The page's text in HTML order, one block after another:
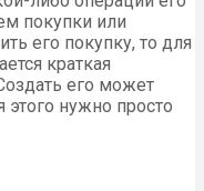
покупки или
его покупку, то для
краткая
его может
нужно просто